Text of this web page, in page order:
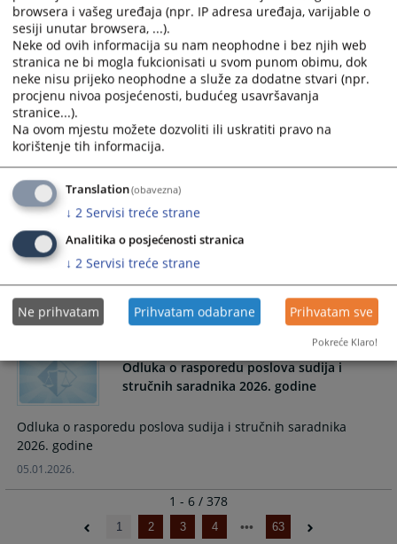
23.04.2026.
Rang lista kandidata koji su pristupili na
testiranje 20.01.2026.god. (Prijem
daktilografa)
Rang lista kandidata koji su pristupili na testiranje
20.01.2026.god. (Prijem daktilografa)
20.01.2026.
Obavijest - Testiranje daktilografa po
sati
Obavijest - Testiranje daktilografa po objavljenom oglasu
15.01.2026.
Odluka o rasporedu poslova sudija i
stručnih saradnika 2026. godine
Odluka o rasporedu poslova sudija i stručnih saradnika
2026. godine
05.01.2026.
1 - 6 / 378
1 2 3 4 63
browsera i vašeg uređaja (npr. IP adresa uređaja, varijable o
sesiji unutar browsera, ...).
Neke od ovih informacija su nam neophodne i bez njih web
stranica ne bi mogla fukcionisati u svom punom obimu, dok
neke nisu prijeko neophodne a služe za dodatne stvari (npr.
procjenu nivoa posjećenosti, budućeg usavršavanja
stranice...).
Na ovom mjestu možete dozvoliti ili uskratiti pravo na
korištenje tih informacija.
Translation(obavezna)
↓ 2 Servisi treće strane
Analitika o posjećenosti stranica
↓ 2 Servisi treće strane
Ne prihvatam Prihvatam odabrane Prihvatam sve
Pokreće Klaro!